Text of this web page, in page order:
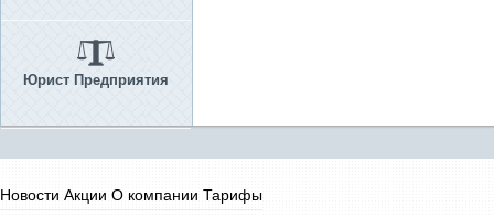
Юрист Предприятия
Новости Акции О компании Тарифы